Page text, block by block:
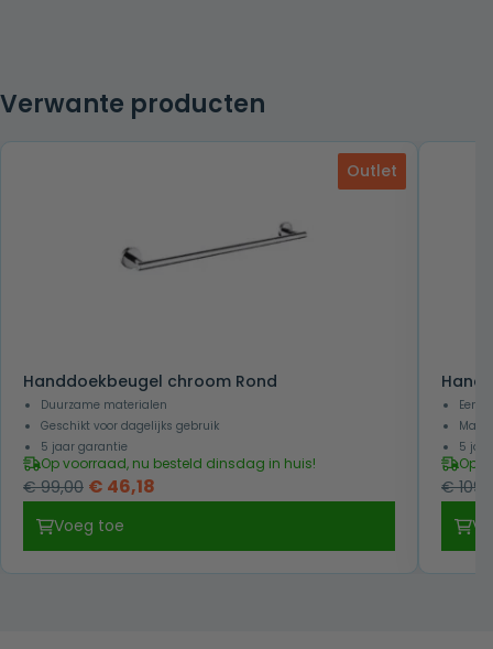
Verwante producten
Handdoekbeugel chroom Rond
Duurzame materialen
Geschikt voor dagelijks gebruik
5 jaar garantie
Op voorraad, nu besteld dinsdag in huis!
€99,00 Oorspronkelijke
was:
€ 99,00.
€ 46,18
€ 46,18.
Voeg toe
Outlet
5
Op
€